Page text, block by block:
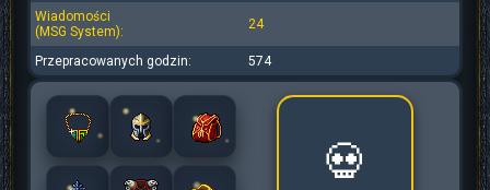
Wiadomości
(MSG System):
24
Przepracowanych godzin: 574
💀